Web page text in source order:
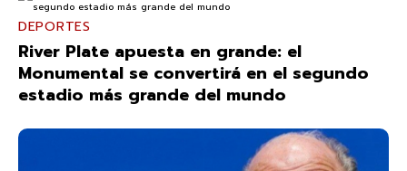
DEPORTES
River Plate apuesta en grande: el
Monumental se convertirá en el segundo
estadio más grande del mundo